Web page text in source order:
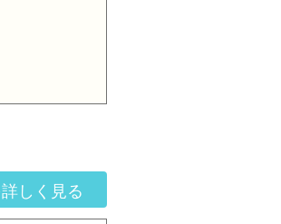
しく見る